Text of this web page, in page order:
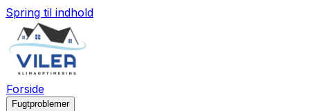
Spring til indhold
Forside
Fugtproblemer